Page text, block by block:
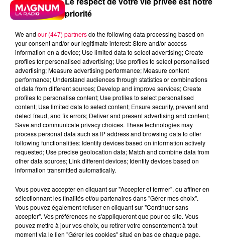
podcasts/2024/11/20241120-Anniversaires.mp3
priorité
We and our (447) partnersdo the following data processing based on
your consent and/or our legitimate interest: Store and/or access
information on a device; Use limited data to select advertising; Create
profiles for personalised advertising; Use profiles to select personalised
advertising; Measure advertising performance; Measure content
performance; Understand audiences through statistics or combinations
of data from different sources; Develop and improve services; Create
profiles to personalise content; Use profiles to select personalised
content; Use limited data to select content; Ensure security, prevent and
detect fraud, and fix errors; Deliver and present advertising and content;
Save and communicate privacy choices. These technologies may
process personal data such as IP address and browsing data to offer
following functionalities: Identify devices based on information actively
requested; Use precise geolocation data; Match and combine data from
other data sources; Link different devices; Identify devices based on
information transmitted automatically.
Vous pouvez accepter en cliquant sur "Accepter et fermer", ou affiner en
sélectionnant les finalités et/ou partenaires dans "Gérer mes choix".
Vous pouvez également refuser en cliquant sur "Continuer sans
accepter". Vos préférences ne s'appliqueront que pour ce site. Vous
pouvez mettre à jour vos choix, ou retirer votre consentement à tout
moment via le lien "Gérer les cookies" situé en bas de chaque page.